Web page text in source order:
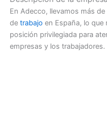
En Adecco, llevamos más
de trabajo en España, lo que
posición privilegiada para
empresas y los trabajadores.